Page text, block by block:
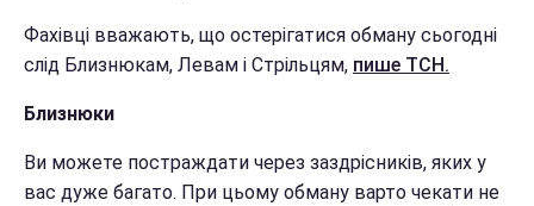
Фахівці вважають, що остерігатися обману сьогодні
слід Близнюкам, Левам і Стрільцям, пише ТСН.
Близнюки
Ви можете постраждати через заздрісників, яких у
вас дуже багато. При цьому обману варто чекати не